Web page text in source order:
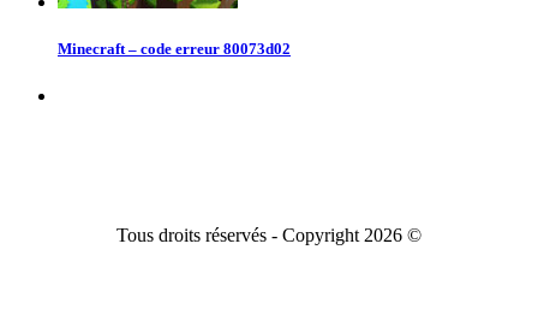
Minecraft – code erreur 80073d02
Tous droits réservés - Copyright 2026 ©